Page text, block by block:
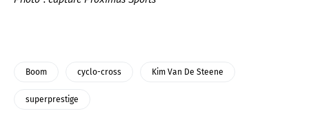
Boom cyclo-cross Kim Van De Steene
superprestige